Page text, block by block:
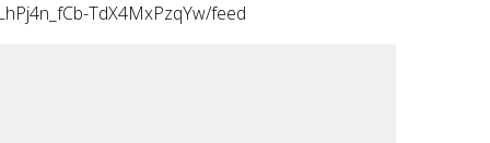
TdX4MxPzqYw/feed